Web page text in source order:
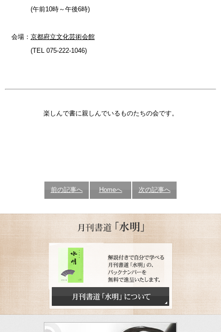
(午前10時～午後6時)
会場： 京都府立文化芸術会館
(TEL 075-222-1046)
楽しんで書に親しんでいるものたちの会です。
前の記事へ Homeへ 次の記事へ